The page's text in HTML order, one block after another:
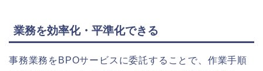
業務を効率化・平準化できる
事務業務をBPOサービスに委託することで、作業手順